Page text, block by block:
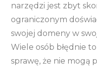
narzędzi jest zbyt
ograniczonym
swojej domeny w
Wiele osób błędnie
sprawę, że nie mogą